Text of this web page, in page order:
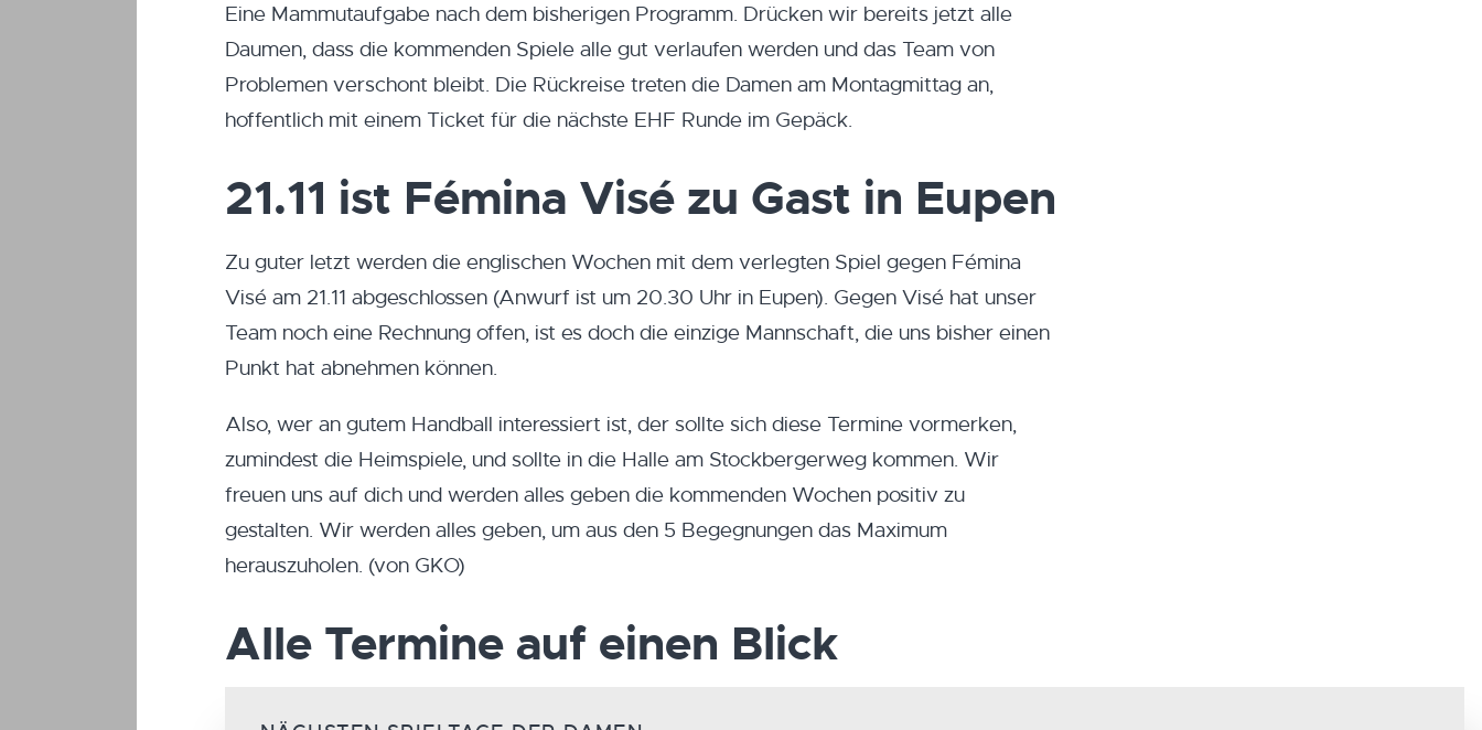
Eine Mammutaufgabe nach dem bisherigen Programm. Drücken wir bereits jetzt alle
Daumen, dass die kommenden Spiele alle gut verlaufen werden und das Team von
Problemen verschont bleibt. Die Rückreise treten die Damen am Montagmittag an,
hoffentlich mit einem Ticket für die nächste EHF Runde im Gepäck.
21.11 ist Fémina Visé zu Gast in Eupen
Zu guter letzt werden die englischen Wochen mit dem verlegten Spiel gegen Fémina
Visé am 21.11 abgeschlossen (Anwurf ist um 20.30 Uhr in Eupen). Gegen Visé hat unser
Team noch eine Rechnung offen, ist es doch die einzige Mannschaft, die uns bisher einen
Punkt hat abnehmen können.
Also, wer an gutem Handball interessiert ist, der sollte sich diese Termine vormerken,
zumindest die Heimspiele, und sollte in die Halle am Stockbergerweg kommen. Wir
freuen uns auf dich und werden alles geben die kommenden Wochen positiv zu
gestalten. Wir werden alles geben, um aus den 5 Begegnungen das Maximum
herauszuholen. (von GKO)
Alle Termine auf einen Blick